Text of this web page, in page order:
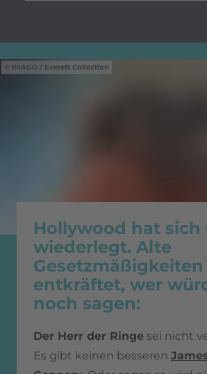
IMAGO / Everett Collection
Hollywood hat
wiederlegt. Alte
entkräftet, wer
noch sagen:
Der Herr der Ringe sei nicht
Es gibt keinen besseren